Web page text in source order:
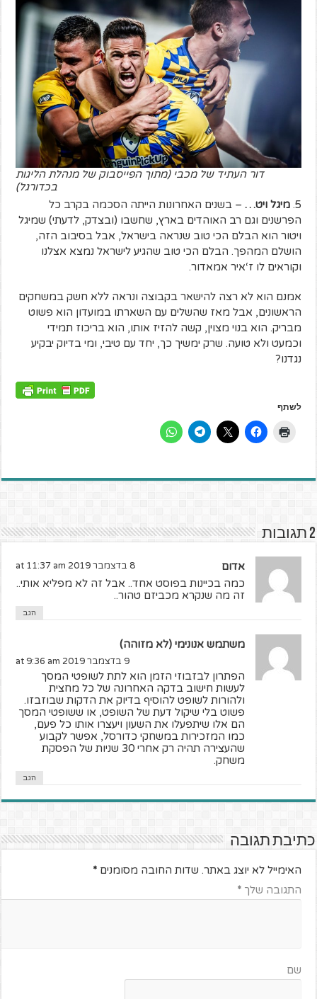
דור העתיד של מכבי (מתוך הפייסבוק של מנהלת הליגות
בכדורגל)
5. מיגל ויט… – בשנים האחרונות הייתה הסכמה בקרב כל
הפרשנים וגם רב האוהדים בארץ, שחשבו (ובצדק, לדעתי) שמיגל
ויטור הוא הבלם הכי טוב שנראה בישראל, אבל בסיבוב הזה,
הושלם המהפך. הבלם הכי טוב שהגיע לישראל נמצא אצלנו
וקוראים לו ז‘איר אמאדור.
אמנם הוא לא רצה להישאר בקבוצה ונראה ללא חשק במשחקים
הראשונים, אבל מאז שהשלים עם השארתו במועדון הוא פשוט
מבריק. הוא בנוי מצוין, קשה להזיז אותו, הוא בריכוז תמידי
וכמעט ולא טועה. שרק ימשיך כך, יחד עם טיבי, ומי בדיוק יבקיע
נגדנו?
לשתף
2 תגובות
אדום 8 בדצמבר 2019 at 11:37 am
כמה בכיינות בפוסט אחד.. אבל זה לא מפליא אותי..
זה מה שנקרא מכביזם טהור..
הגב
משתמש אנונימי (לא מזוהה)
9 בדצמבר 2019 at 9:36 am
הפתרון לבזבוזי הזמן הוא לתת לשופטי המסך
לעשות חישוב בדקה האחרונה של כל מחצית
ולהורות לשופט להוסיף בדיוק את הדקות שבוזבזו.
פשוט בלי שיקול דעת של השופט, או ששופטי המסך
הם אלו שיתפעלו את השעון ויעצרו אותו כל פעם,
כמו המזכירות במשחקי כדורסל, אפשר לקבוע
שהעצירה תהיה רק אחרי 30 שניות של הפסקת
משחק.
הגב
כתיבת תגובה
האימייל לא יוצג באתר. שדות החובה מסומנים*
התגובה שלך*
שם